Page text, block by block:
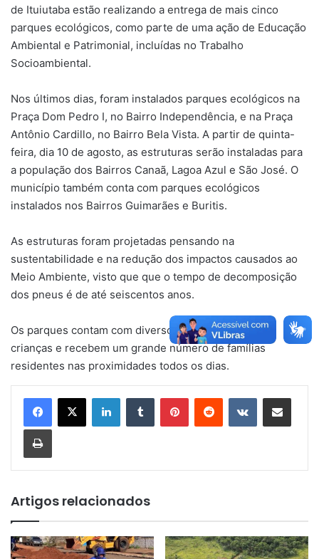
de Ituiutaba estão realizando a entrega de mais cinco
parques ecológicos, como parte de uma ação de Educação
Ambiental e Patrimonial, incluídas no Trabalho
Socioambiental.
Nos últimos dias, foram instalados parques ecológicos na
Praça Dom Pedro I, no Bairro Independência, e na Praça
Antônio Cardillo, no Bairro Bela Vista. A partir de quinta-
feira, dia 10 de agosto, as estruturas serão instaladas para
a população dos Bairros Canaã, Lagoa Azul e São José. O
município também conta com parques ecológicos
instalados nos Bairros Guimarães e Buritis.
As estruturas foram projetadas pensando na
sustentabilidade e na redução dos impactos causados ao
Meio Ambiente, visto que que o tempo de decomposição
dos pneus é de até seiscentos anos.
Os parques contam com diversos atrativos para as
crianças e recebem um grande número de famílias
residentes nas proximidades todos os dias.
LinkedinTumblr PinterestReddit VK Compartilhar via e-mail
Imprimir
Artigos relacionados